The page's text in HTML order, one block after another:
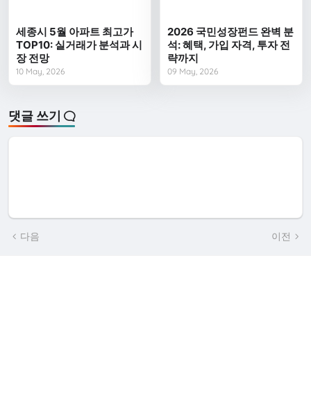
세종시 5월 아파트 최고가
TOP10: 실거래가 분석과 시
장 전망
10 May, 2026
2026 국민성장펀드 완벽 분
석: 혜택, 가입 자격, 투자 전
략까지
09 May, 2026
댓글 쓰기
다음 이전